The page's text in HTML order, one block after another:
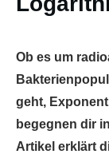
Ob es um
geht,
begegnen dir
Artikel erklärt